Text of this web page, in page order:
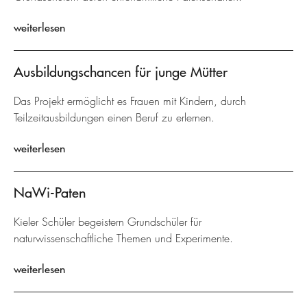
weiterlesen
Ausbildungschancen für junge Mütter
Das Projekt ermöglicht es Frauen mit Kindern, durch
Teilzeitausbildungen einen Beruf zu erlernen.
weiterlesen
NaWi-Paten
Kieler Schüler begeistern Grundschüler für
naturwissenschaftliche Themen und Experimente.
weiterlesen